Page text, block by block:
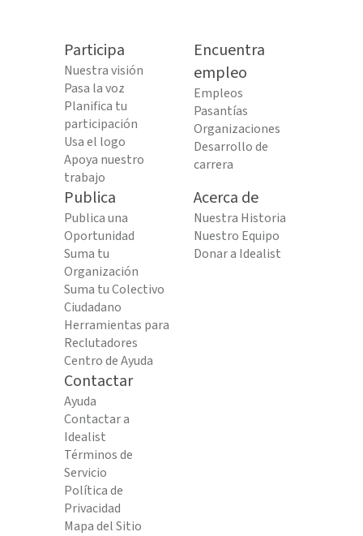
Participa
Nuestra visión
Pasa la voz
Planifica tu
participación
Usa el logo
Apoya nuestro
trabajo
Encuentra
empleo
Empleos
Pasantías
Organizaciones
Desarrollo de
carrera
Publica
Publica una
Oportunidad
Suma tu
Organización
Suma tu Colectivo
Ciudadano
Herramientas para
Reclutadores
Centro de Ayuda
Acerca de
Nuestra Historia
Nuestro Equipo
Donar a Idealist
Contactar
Ayuda
Contactar a
Idealist
Términos de
Servicio
Política de
Privacidad
Mapa del Sitio